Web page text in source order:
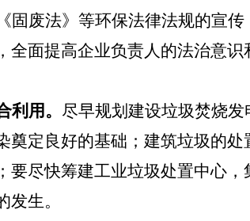
固废法》等环保法律法规的宣传
面提高企业负责人的法治意识
用。 尽早规划建设垃圾焚烧发
奠定良好的基础；建筑垃圾的处
尽快筹建工业垃圾处置中心，
生。